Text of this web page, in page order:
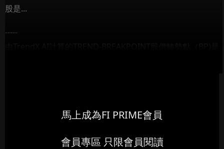
股是...
-----
馬上成為FI PRIME會員
會員專區 只限會員閱讀